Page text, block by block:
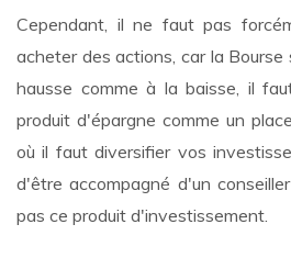
Cependant, il ne faut pas
acheter des actions, car la
hausse comme à la baisse, il
produit d'épargne comme un
où il faut diversifier vos
d'être accompagné d'un
pas ce produit d'investissement.